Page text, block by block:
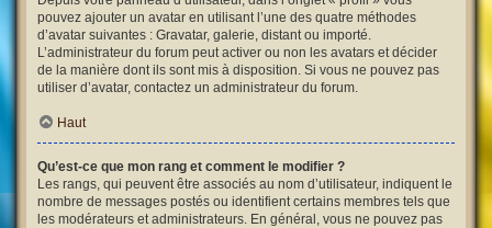
pouvez ajouter un avatar en utilisant l’une des quatre méthodes
d’avatar suivantes : Gravatar, galerie, distant ou importé.
L’administrateur du forum peut activer ou non les avatars et décider
de la manière dont ils sont mis à disposition. Si vous ne pouvez pas
utiliser d’avatar, contactez un administrateur du forum.
Haut
Qu’est-ce que mon rang et comment le modifier ?
Les rangs, qui peuvent être associés au nom d’utilisateur, indiquent le
nombre de messages postés ou identifient certains membres tels que
les modérateurs et administrateurs. En général, vous ne pouvez pas